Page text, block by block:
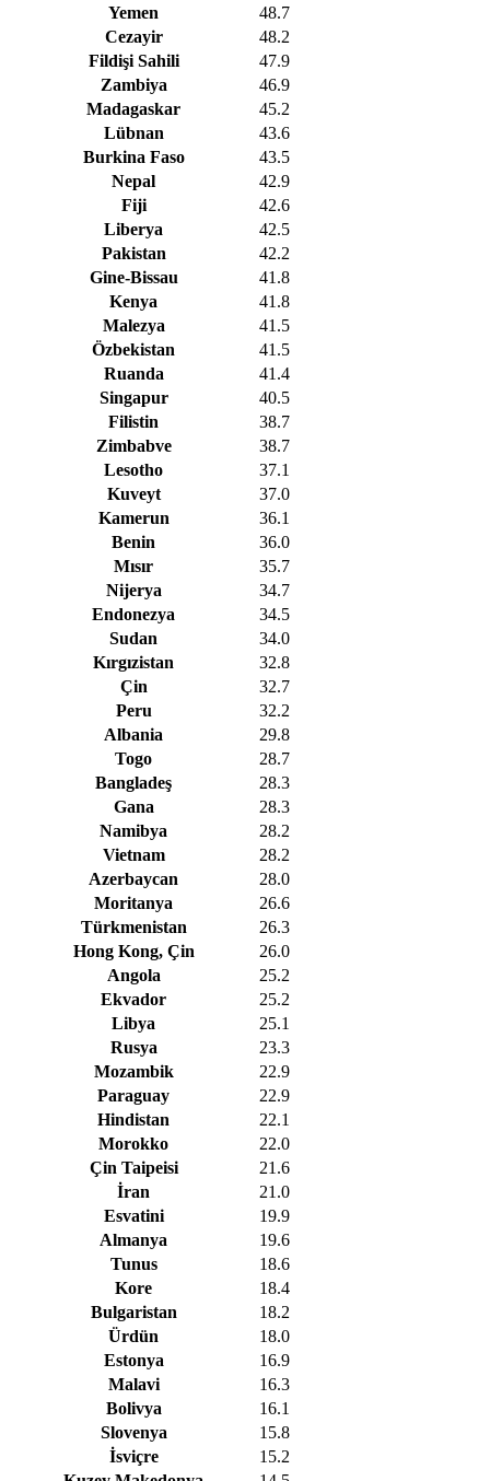
Yemen
48.7
Cezayir
48.2
Fildişi Sahili
47.9
Zambiya
46.9
Madagaskar
45.2
Lübnan
43.6
Burkina Faso
43.5
Nepal
42.9
Fiji
42.6
Liberya
42.5
Pakistan
42.2
Gine-Bissau
41.8
Kenya
41.8
Malezya
41.5
Özbekistan
41.5
Ruanda
41.4
Singapur
40.5
Filistin
38.7
Zimbabve
38.7
Lesotho
37.1
Kuveyt
37.0
Kamerun
36.1
Benin
36.0
Mısır
35.7
Nijerya
34.7
Endonezya
34.5
Sudan
34.0
Kırgızistan
32.8
Çin
32.7
Peru
32.2
Albania
29.8
Togo
28.7
Bangladeş
28.3
Gana
28.3
Namibya
28.2
Vietnam
28.2
Azerbaycan
28.0
Moritanya
26.6
Türkmenistan
26.3
Hong Kong, Çin
26.0
Angola
25.2
Ekvador
25.2
Libya
25.1
Rusya
23.3
Mozambik
22.9
Paraguay
22.9
Hindistan
22.1
Morokko
22.0
Çin Taipeisi
21.6
İran
21.0
Esvatini
19.9
Almanya
19.6
Tunus
18.6
Kore
18.4
Bulgaristan
18.2
Ürdün
18.0
Estonya
16.9
Malavi
16.3
Bolivya
16.1
Slovenya
15.8
İsviçre
15.2